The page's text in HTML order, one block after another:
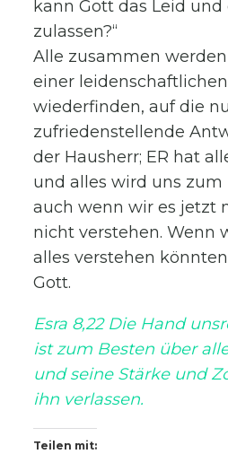
kann Gott das Leid und
zulassen?“
Alle zusammen
einer
wiederfinden, auf die
zufriedenstellende
der Hausherr; ER hat
und alles wird uns zum
auch wenn wir es jetzt
nicht verstehen. Wenn
alles verstehen
Gott.
Esra 8,22 Die Hand
ist zum Besten über
und seine Stärke und
ihn verlassen.
Teilen mit: